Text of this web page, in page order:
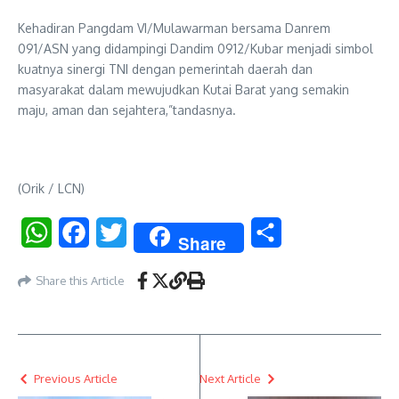
Kehadiran Pangdam VI/Mulawarman bersama Danrem
091/ASN yang didampingi Dandim 0912/Kubar menjadi simbol
kuatnya sinergi TNI dengan pemerintah daerah dan
masyarakat dalam mewujudkan Kutai Barat yang semakin
maju, aman dan sejahtera,”tandasnya.
(Orik / LCN)
WhatsAppFacebookTwitter Share
Share this Article
Previous Article Next Article